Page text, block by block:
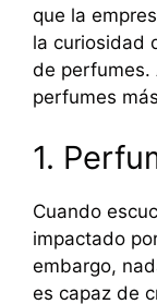
que la
la curiosidad
de perfumes.
perfumes
1.
Cuando
impactado
embargo,
es capaz de